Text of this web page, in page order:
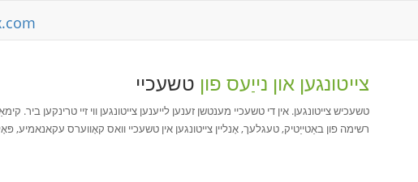
צייטונגען און נייַעס פון טשעכיי
רשימה פון באַטייַטיק, טעגלעך, אָנליין צייטונגען אין טשעכיי וואס קאָווערס עקאנאמיע,